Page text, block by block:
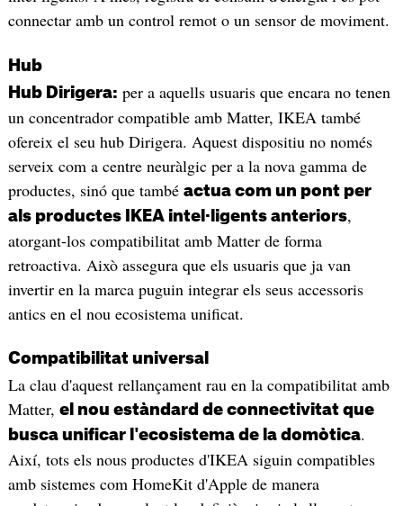
connectar amb un control remot o un sensor de moviment.
Hub
Hub Dirigera: per a aquells usuaris que encara no tenen
un concentrador compatible amb Matter, IKEA també
ofereix el seu hub Dirigera. Aquest dispositiu no només
serveix com a centre neuràlgic per a la nova gamma de
productes, sinó que també actua com un pont per
als productes IKEA intel·ligents anteriors,
atorgant-los compatibilitat amb Matter de forma
retroactiva. Això assegura que els usuaris que ja van
invertir en la marca puguin integrar els seus accessoris
antics en el nou ecosistema unificat.
Compatibilitat universal
La clau d'aquest rellançament rau en la compatibilitat amb
Matter, el nou estàndard de connectivitat que
busca unificar l'ecosistema de la domòtica.
Així, tots els nous productes d'IKEA siguin compatibles
amb sistemes com HomeKit d'Apple de manera